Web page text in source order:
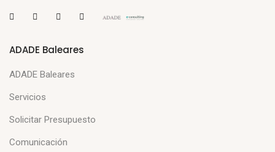
ADADE Baleares
ADADE Baleares
Servicios
Solicitar Presupuesto
Comunicación